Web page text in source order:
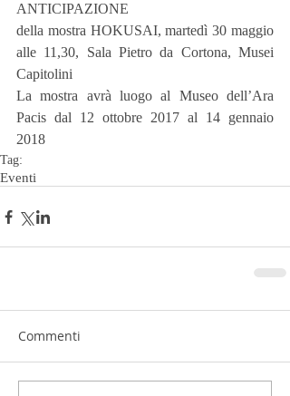
ANTICIPAZIONE
della mostra HOKUSAI, martedì 30 maggio
alle 11,30, Sala Pietro da Cortona, Musei
Capitolini
La mostra avrà luogo al Museo dell’Ara
Pacis dal 12 ottobre 2017 al 14 gennaio
2018
Tag:
Eventi
Commenti